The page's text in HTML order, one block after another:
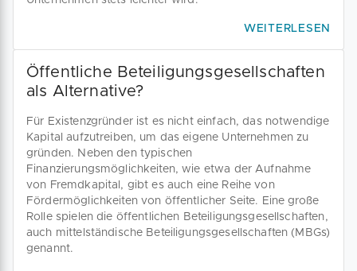
WEITERLESEN
Öffentliche Beteiligungsgesellschaften
als Alternative?
Für Existenzgründer ist es nicht einfach, das notwendige
Kapital aufzutreiben, um das eigene Unternehmen zu
gründen. Neben den typischen
Finanzierungsmöglichkeiten, wie etwa der Aufnahme
von Fremdkapital, gibt es auch eine Reihe von
Fördermöglichkeiten von öffentlicher Seite. Eine große
Rolle spielen die öffentlichen Beteiligungsgesellschaften,
auch mittelständische Beteiligungsgesellschaften (MBGs)
genannt.